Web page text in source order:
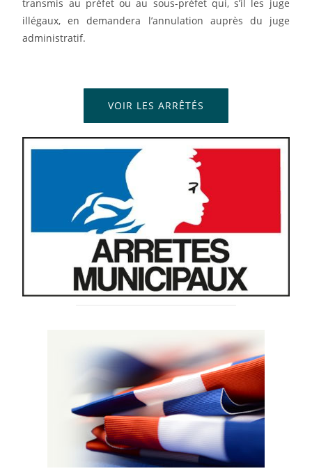
transmis au préfet ou au sous-préfetqui, s’il les juge
illégaux, en demandera l’annulation auprès du juge
administratif.
VOIR LES ARRÊTÉS